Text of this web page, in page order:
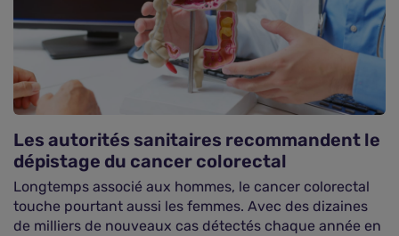
Les autorités sanitaires recommandent le
dépistage du cancer colorectal
Longtemps associé aux hommes, le cancer colorectal
touche pourtant aussi les femmes. Avec des dizaines
de milliers de nouveaux cas détectés chaque année en